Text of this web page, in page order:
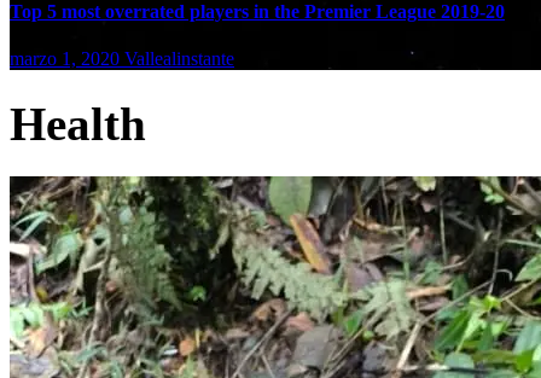
Top 5 most overrated players in the Premier League 2019-20
marzo 1, 2020 Vallealinstante
Health